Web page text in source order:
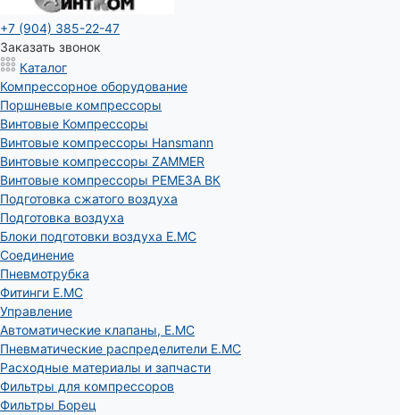
+7 (904) 385-22-47
Заказать звонок
Каталог
Компрессорное оборудование
Поршневые компрессоры
Винтовые Компрессоры
Винтовые компрессоры Hansmann
Винтовые компрессоры ZAMMER
Винтовые компрессоры РЕМЕЗА ВК
Подготовка сжатого воздуха
Подготовка воздуха
Блоки подготовки воздуха E.MC
Соединение
Пневмотрубка
Фитинги E.MC
Управление
Автоматические клапаны, Е.МС
Пневматические распределители E.MC
Расходные материалы и запчасти
Фильтры для компрессоров
Фильтры Борец